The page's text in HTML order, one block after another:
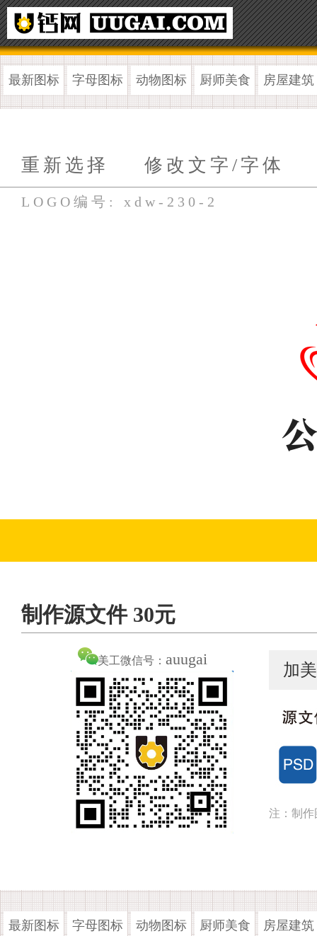
最新图标 字母图标 动物图标 厨师美食 房屋建筑
重新选择 修改文字/字体
LOGO编号: xdw-230-2
制作源文件 30元
美工微信号： auugai
加
注：制作
最新图标 字母图标 动物图标 厨师美食 房屋建筑